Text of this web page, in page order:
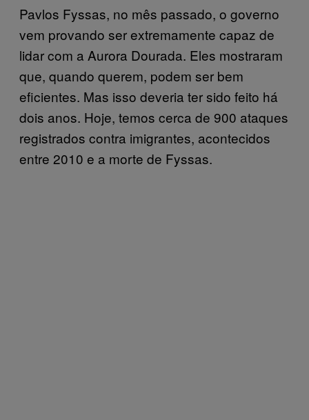
Pavlos Fyssas, no mês passado, o governo
vem provando ser extremamente capaz de
lidar com a Aurora Dourada. Eles mostraram
que, quando querem, podem ser bem
eficientes. Mas isso deveria ter sido feito há
dois anos. Hoje, temos cerca de 900 ataques
registrados contra imigrantes, acontecidos
entre 2010 e a morte de Fyssas.